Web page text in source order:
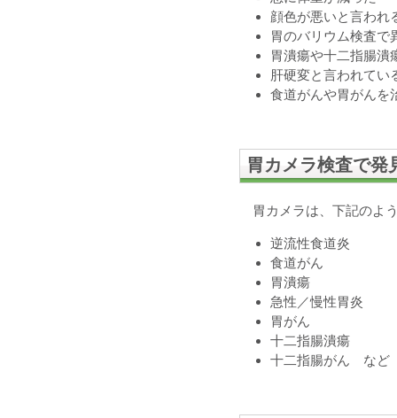
顔色が悪いと言われ
胃のバリウム検査で
胃潰瘍や十二指腸潰
肝硬変と言われてい
食道がんや胃がん
胃カメラ検査で発
胃カメラは、下記のよ
逆流性食道炎
食道がん
胃潰瘍
急性／慢性胃炎
胃がん
十二指腸潰瘍
十二指腸がん など